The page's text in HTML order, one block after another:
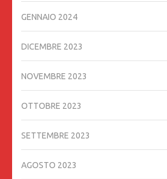
GENNAIO 2024
DICEMBRE 2023
NOVEMBRE 2023
OTTOBRE 2023
SETTEMBRE 2023
AGOSTO 2023